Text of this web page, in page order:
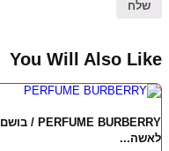
You Will Also Like
PERFUME BURBERRY / בושם
לאשה...